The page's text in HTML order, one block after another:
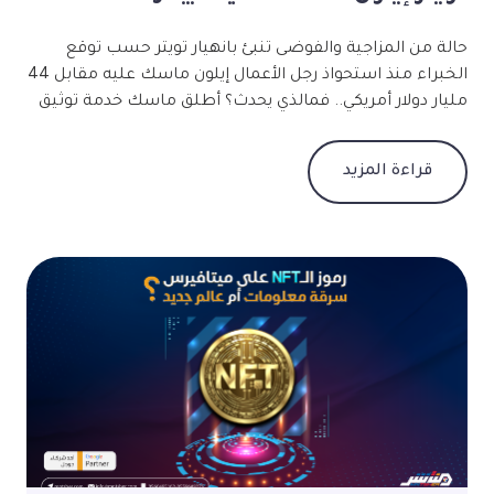
حالة من المزاجية والفوضى تنبئ بانهيار تويتر حسب توقع
الخبراء منذ استحواذ رجل الأعمال إيلون ماسك عليه مقابل 44
مليار دولار أمريكي.. فمالذي يحدث؟ أطلق ماسك خدمة توثيق
إلى 8 دولارات بعد نقاش مع الكاتب ستيفن كينج عبر
التغريدات، وقد أدى إتاحة الخدمة للجميع لمشاكل لا حصر لها
من انتحال شخصيات حكومية ومشاهير وشركات، وذلك رغم
العواقب والأضرار المحتملة. وقد أقرّ ماسك بأن تويتر شهد
انخفاضًا هائلًا في الإيرادات بسبب انسحاب المعلنين، فقد
أوقفت شركات مثل: فولكس فاجن، وفايزر، وأودي حملاتها
الإعلانية مؤقتًا، كما نصحت شركات الإعلان الكبيرة عملاءها
بالقيام بالشيء نفسه لحين استقرار تويتر وإدارته الحالية لم
تتوقف التغييرات في إدارة تويتر فحسب مصادر: أقال ماسك
عددًا من المديرين التنفيذيين الرئيسيين في الشركة وفصل
4400 موظف من أصل 5500 بدون سابق إنذار؛ ما سيؤدي
لخلل في الخدمات الأساسية لتشغيل الموقع ما لم تظهر
قراءة المزيد